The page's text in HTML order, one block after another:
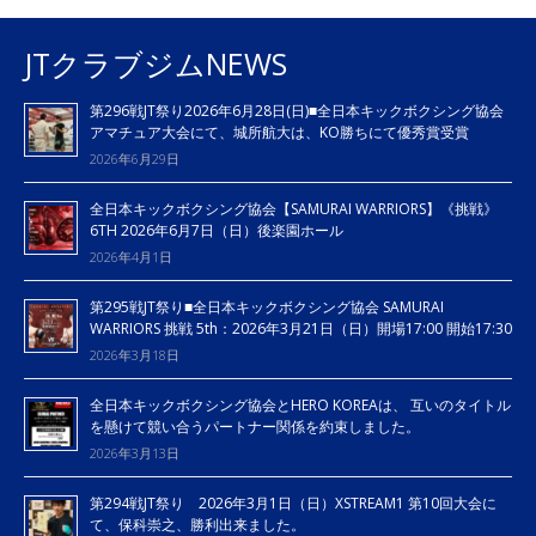
JTクラブジムNEWS
第296戦JT祭り2026年6月28日(日)■全日本キックボクシング協会
アマチュア大会にて、城所航大は、KO勝ちにて優秀賞受賞
2026年6月29日
全日本キックボクシング協会【SAMURAI WARRIORS】《挑戦》
6TH 2026年6月7日（日）後楽園ホール
2026年4月1日
第295戦JT祭り■全日本キックボクシング協会 SAMURAI
WARRIORS 挑戦 5th：2026年3月21日（日）開場17:00 開始17:30
2026年3月18日
全日本キックボクシング協会とHERO KOREAは、 互いのタイトル
を懸けて競い合うパートナー関係を約束しました。
2026年3月13日
第294戦JT祭り 2026年3月1日（日）XSTREAM1 第10回大会に
て、保科崇之、勝利出来ました。